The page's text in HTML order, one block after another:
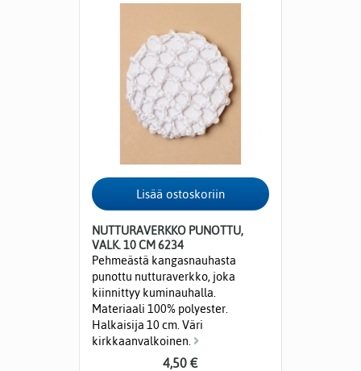
NUTTURAVERKKO PUNOTTU,
VALK. 10 CM 6234
Pehmeästä kangasnauhasta
punottu nutturaverkko, joka
kiinnittyy kuminauhalla.
Materiaali 100% polyester.
Halkaisija 10 cm. Väri
kirkkaanvalkoinen.
4,50 €